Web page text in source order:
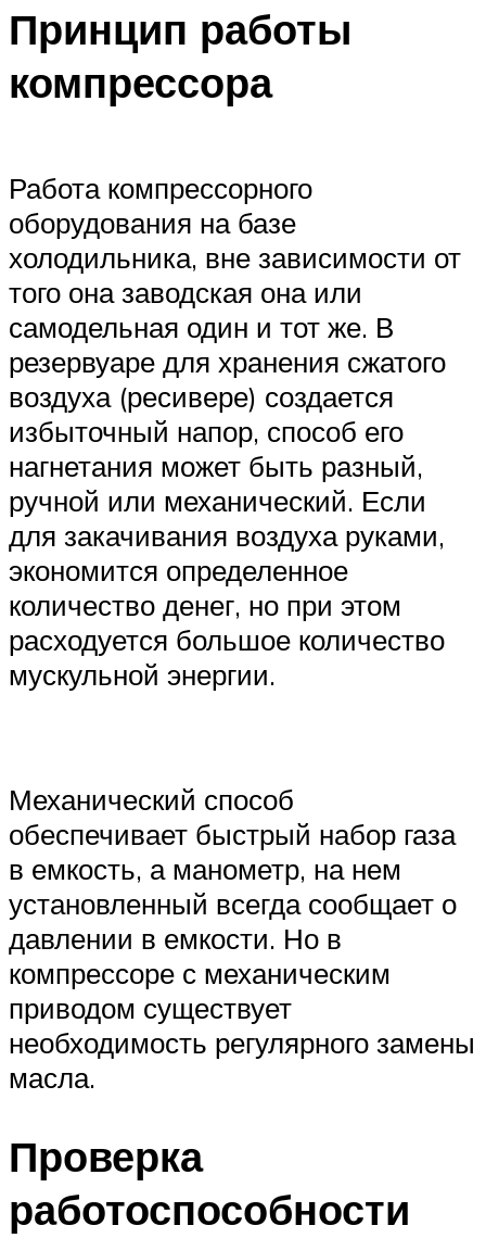
Принцип работы
компрессора
Работа компрессорного
оборудования на базе
холодильника, вне зависимости от
того она заводская она или
самодельная один и тот же. В
резервуаре для хранения сжатого
воздуха (ресивере) создается
избыточный напор, способ его
нагнетания может быть разный,
ручной или механический. Если
для закачивания воздуха руками,
экономится определенное
количество денег, но при этом
расходуется большое количество
мускульной энергии.
Механический способ
обеспечивает быстрый набор газа
в емкость, а манометр, на нем
установленный всегда сообщает о
давлении в емкости. Но в
компрессоре с механическим
приводом существует
необходимость регулярного замены
масла.
Проверка
работоспособности